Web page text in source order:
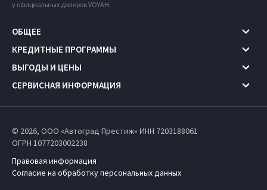
у официальных дилеров VOYAH.
ОБЩЕЕ
КРЕДИТНЫЕ ПРОГРАММЫ
ВЫГОДЫ И ЦЕНЫ
СЕРВИСНАЯ ИНФОРМАЦИЯ
© 2026, ООО «Автоград Престиж» ИНН 7203188061
ОГРН 1077203002238
Правовая информация
Согласие на обработку персональных данных